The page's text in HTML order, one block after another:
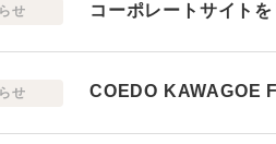
せ コーポレートサイト
せ COEDO KAWAGOE